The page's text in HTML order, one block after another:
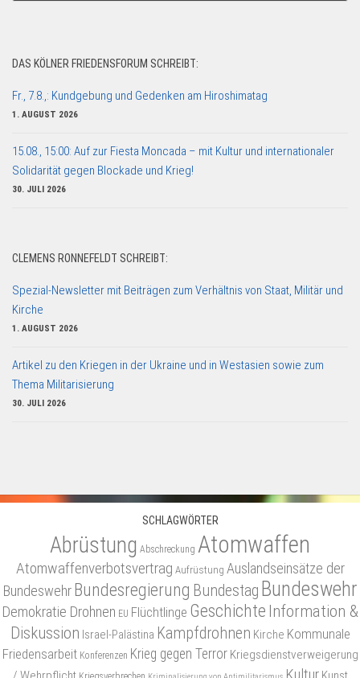
DAS KÖLNER FRIEDENSFORUM SCHREIBT:
Fr., 7.8.,: Kundgebung und Gedenken am Hiroshimatag
1. AUGUST 2026
15.08., 15:00: Auf zur Fiesta Moncada – mit Kultur und internationaler
Solidarität gegen Blockade und Krieg!
30. JULI 2026
CLEMENS RONNEFELDT SCHREIBT:
Spezial-Newsletter mit Beiträgen zum Verhältnis von Staat, Militär und
Kirche
1. AUGUST 2026
Artikel zu den Kriegen in der Ukraine und in Westasien sowie zum
Thema Militarisierung
30. JULI 2026
SCHLAGWÖRTER
Abrüstung Abschreckung Atomwaffen
Atomwaffenverbotsvertrag Aufrüstung Auslandseinsätze der
BundeswehrBundesregierung Bundestag Bundeswehr
Demokratie Drohnen EU Flüchtlinge Geschichte Information &
Diskussion Israel-Palästina Kampfdrohnen Kirche Kommunale
Friedensarbeit Konferenzen Krieg gegen Terror Kriegsdienstverweigerung